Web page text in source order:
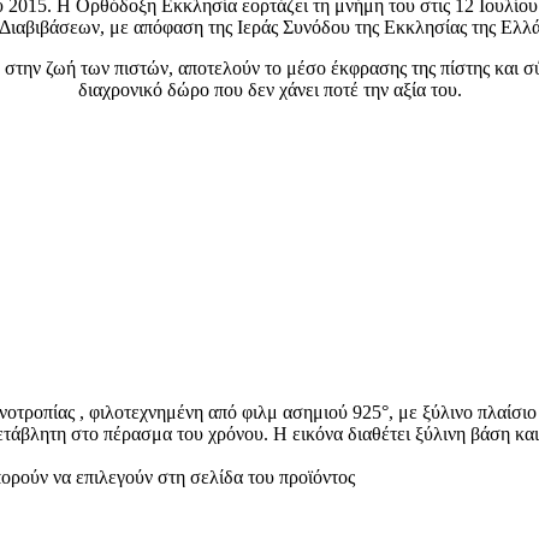
Η Ορθόδοξη Εκκλησία εορτάζει τη μνήμη του στις 12
με απόφαση της Ιεράς Συνόδου της Εκκλησίας της
ζωή των πιστών, αποτελούν το μέσο έκφρασης της πίστης
διαχρονικό δώρο που δεν χάνει ποτέ την αξία του.
, φιλοτεχνημένη από φιλμ ασημιού 925°, με ξύλινο
στο πέρασμα του χρόνου. Η εικόνα διαθέτει ξύλινη βάση
να επιλεγούν στη σελίδα του προϊόντος